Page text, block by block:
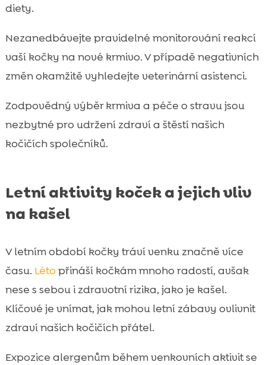
diety.
Nezanedbávejte pravidelné monitorování reakcí
vaší kočky na nové krmivo. V případě negativních
změn okamžitě vyhledejte veterinární asistenci.
Zodpovědný výběr krmiva a péče o stravu jsou
nezbytné pro udržení zdraví a štěstí našich
kočičích společníků.
Letní aktivity koček a jejich vliv
na kašel
V letním období kočky tráví venku značně více
času. Léto přináší kočkám mnoho radostí, avšak
nese s sebou i zdravotní rizika, jako je kašel.
Klíčové je vnímat, jak mohou letní zábavy ovlivnit
zdraví našich kočičích přátel.
Expozice alergenům během venkovních aktivit se